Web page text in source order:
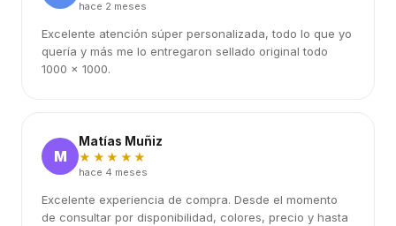
hace 2 meses
Excelente atención súper personalizada, todo lo que yo
quería y más me lo entregaron sellado original todo
1000 x 1000.
M
Matías Muñiz
★★★★★
hace 4 meses
Excelente experiencia de compra. Desde el momento
de consultar por disponibilidad, colores, precio y hasta